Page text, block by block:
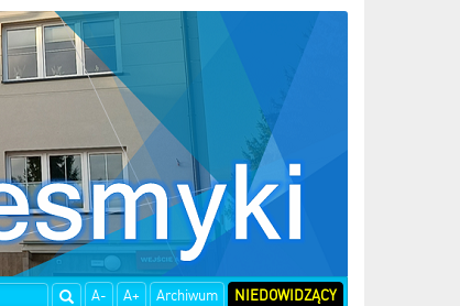
A- A+ Archiwum NIEDOWIDZĄCY